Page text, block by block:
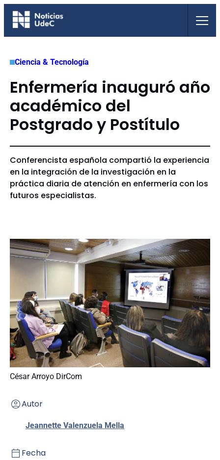
Saltar
Ciencia & Tecnología
Enfermería inauguró año
académico del
Postgrado y Postítulo
Conferencista española compartió la experiencia
en la integración de la investigación en la
práctica diaria de atención en enfermería con los
futuros especialistas.
César Arroyo DirCom
Autor
Jeannette Valenzuela Mella
Fecha